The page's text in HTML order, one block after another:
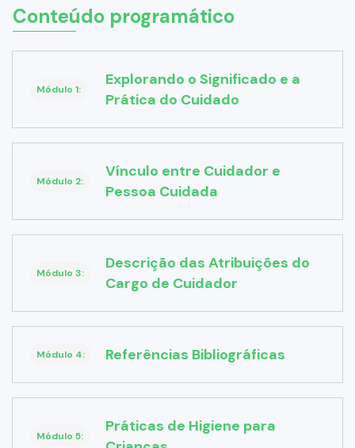
Conteúdo programático
Módulo 1:
Explorando o Significado e a
Prática do Cuidado
Módulo 2:
Vínculo entre Cuidador e
Pessoa Cuidada
Módulo 3:
Descrição das Atribuições do
Cargo de Cuidador
Módulo 4: Referências Bibliográficas
Módulo 5:
Práticas de Higiene para